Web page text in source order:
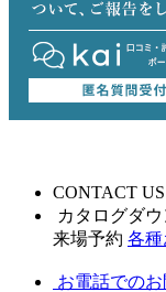
CONTACT US
カタログダ
来場予約 各
お電話での